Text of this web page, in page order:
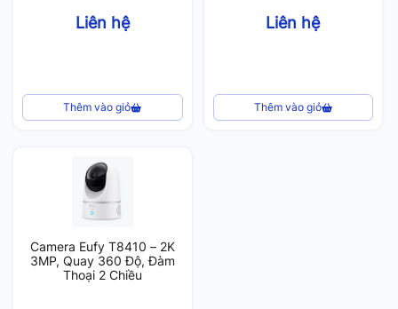
Liên hệ
Thêm vào giỏ
Liên hệ
Thêm vào giỏ
Camera Eufy T8410 – 2K
3MP, Quay 360 Độ, Đàm
Thoại 2 Chiều